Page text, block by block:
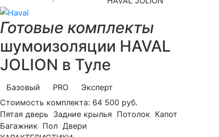
Готовые комплекты
шумоизоляции HAVAL
JOLION в Туле
Базовый PRO
Эксперт
Стоимость комплекта: 64 500 руб.
Пятая дверь Задние крылья Потолок Капот
Багажник Пол Двери